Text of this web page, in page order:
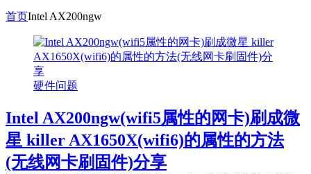
首页Intel AX200ngw
硬件问题
Intel AX200ngw(wifi5属性的网卡)刷成微
星 killer AX1650X(wifi6)的属性的方法
(无线网卡刷固件)分享